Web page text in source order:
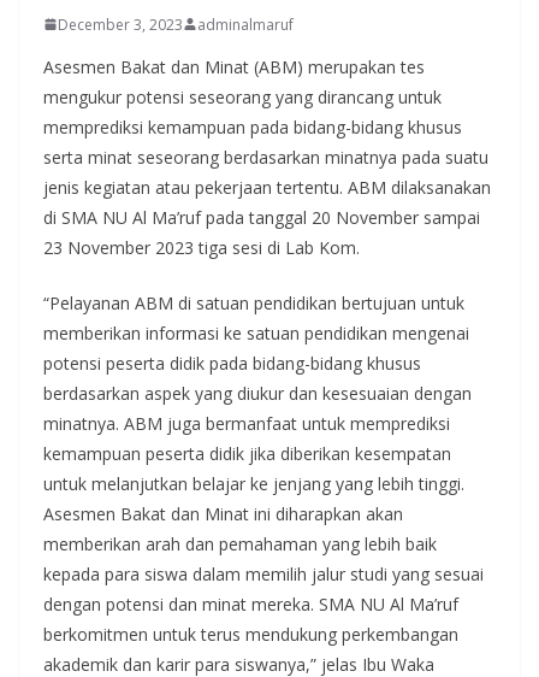
December 3, 2023 adminalmaruf
Asesmen Bakat dan Minat (ABM) merupakan tes
mengukur potensi seseorang yang dirancang untuk
memprediksi kemampuan pada bidang-bidang khusus
serta minat seseorang berdasarkan minatnya pada suatu
jenis kegiatan atau pekerjaan tertentu. ABM dilaksanakan
di SMA NU Al Ma’ruf pada tanggal 20 November sampai
23 November 2023 tiga sesi di Lab Kom.
“Pelayanan ABM di satuan pendidikan bertujuan untuk
memberikan informasi ke satuan pendidikan mengenai
potensi peserta didik pada bidang-bidang khusus
berdasarkan aspek yang diukur dan kesesuaian dengan
minatnya. ABM juga bermanfaat untuk memprediksi
kemampuan peserta didik jika diberikan kesempatan
untuk melanjutkan belajar ke jenjang yang lebih tinggi.
Asesmen Bakat dan Minat ini diharapkan akan
memberikan arah dan pemahaman yang lebih baik
kepada para siswa dalam memilih jalur studi yang sesuai
dengan potensi dan minat mereka. SMA NU Al Ma’ruf
berkomitmen untuk terus mendukung perkembangan
akademik dan karir para siswanya,” jelas Ibu Waka